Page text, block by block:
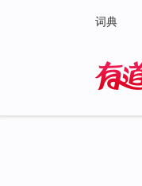
词典